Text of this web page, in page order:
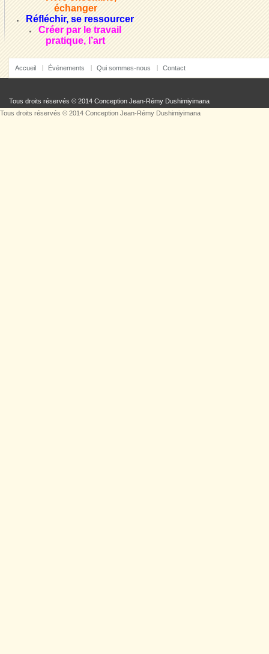
échanger
Réfléchir, se ressourcer
Créer par le travail
pratique, l’art
Accueil Événements Qui sommes-nous Contact
Tous droits réservés © 2014 Conception Jean-Rémy Dushimiyimana
Tous droits réservés © 2014 Conception Jean-Rémy Dushimiyimana